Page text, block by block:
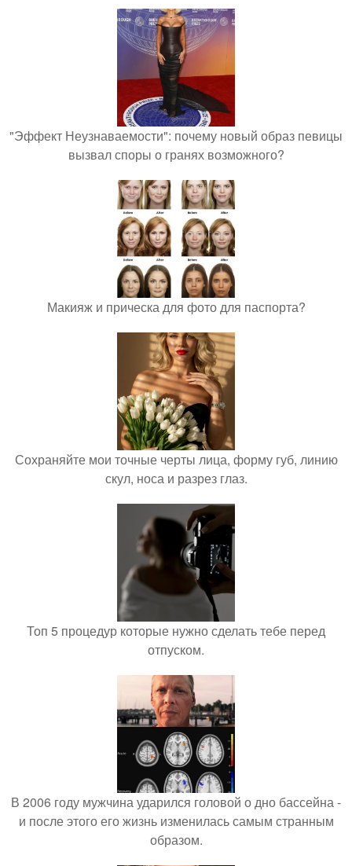
"Эффект Неузнаваемости": почему новый образ певицы
вызвал споры о гранях возможного?
Макияж и прическа для фото для паспорта?
Сохраняйте мои точные черты лица, форму губ, линию
скул, носа и разрез глаз.
Топ 5 процедур которые нужно сделать тебе перед
отпуском.
В 2006 году мужчина ударился головой о дно бассейна -
и после этого его жизнь изменилась самым странным
образом.